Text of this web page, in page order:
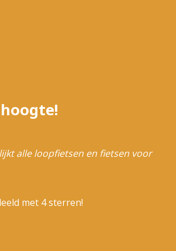
alle loopfietsen en fietsen voor
met 4 sterren!